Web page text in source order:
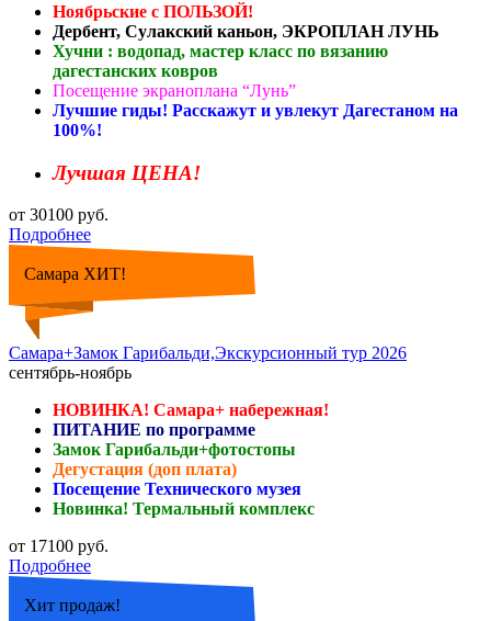
Ноябрьские с ПОЛЬЗОЙ!
Дербент, Сулакский каньон, ЭКРОПЛАН ЛУНЬ
Хучни : водопад, мастер класс по вязанию
дагестанских ковров
Посещение экраноплана “Лунь”
Лучшие гиды! Расскажут и увлекут Дагестаном на
100%!
Лучшая ЦЕНА!
от 30100 руб.
Подробнее
Самара ХИТ!
Самара+Замок Гарибальди,Экскурсионный тур 2026
сентябрь-ноябрь
НОВИНКА! Самара+ набережная!
ПИТАНИЕ по программе
Замок Гарибальди+фотостопы
Дегустация (доп плата)
Посещение Технического музея
Новинка! Термальный комплекс
от 17100 руб.
Подробнее
Хит продаж!